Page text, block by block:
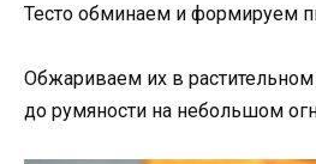
Тесто обминаем и формируем
Обжариваем их в
до румяности на небольшом